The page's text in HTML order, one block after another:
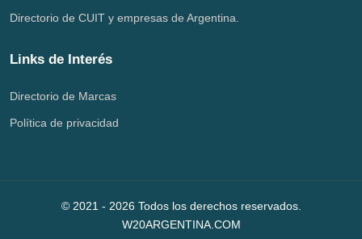
Directorio de CUIT y empresas de Argentina.
Links de Interés
Directorio de Marcas
Política de privacidad
© 2021 - 2026 Todos los derechos reservados.
W20ARGENTINA.COM